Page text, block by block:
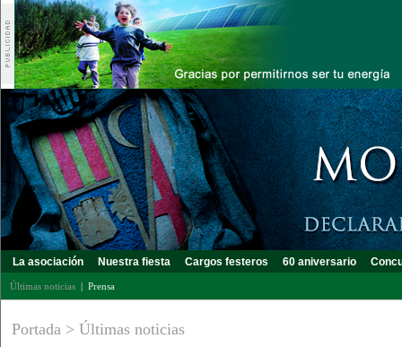
La asociación Nuestra fiesta Cargos festeros 60 aniversario
Últimas noticias | Prensa
Portada > Últimas noticias